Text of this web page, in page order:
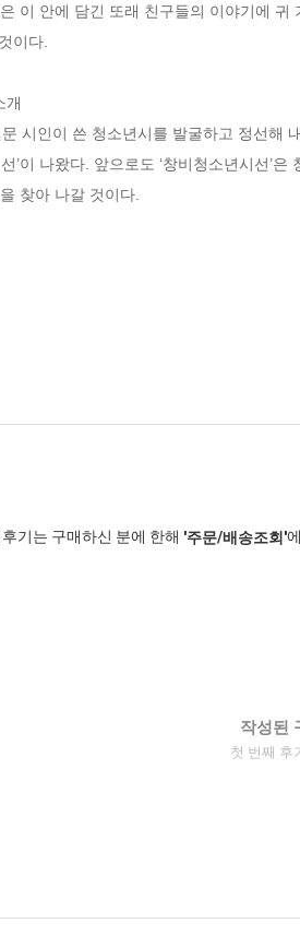
이 안에 담긴 또래 친구들의 이야기에
이다.
개
문 시인이 쓴 청소년시를 발굴하고 정선
’이 나왔다. 앞으로도 ‘창비청소년시선’
찾아 나갈 것이다.
기는 구매하신 분에 한해 '주문/배송조회'
작성된
첫 번째 후